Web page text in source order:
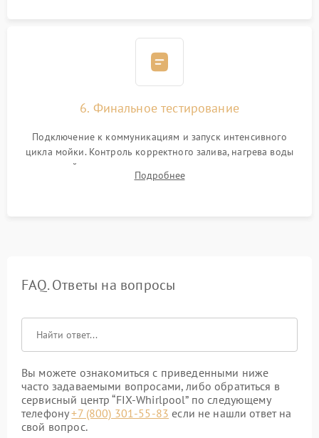
6. Финальное тестирование
Подключение к коммуникациям и запуск интенсивного
цикла мойки. Контроль корректного залива, нагрева воды
до нужной температуры, отсутствия посторонних шумов,
штатного слива и абсолютной сухости в поддоне.
Подробнее
FAQ. Ответы на вопросы
Вы можете ознакомиться с приведенными ниже
часто задаваемыми вопросами, либо обратиться в
сервисный центр “FIX-Whirlpool” по следующему
телефону+7 (800) 301-55-83 если не нашли ответ на
свой вопрос.